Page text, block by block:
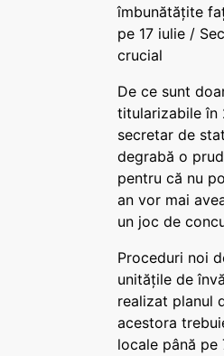
îmbunătățite
pe 17 iulie /
crucial
De ce sunt
titularizabile în
secretar de
degrabă o
pentru că nu
an vor mai
un joc de
Proceduri noi
unitățile de
realizat planul
acestora
locale până pe